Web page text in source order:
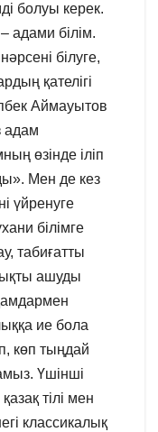
болуы керек.
адами білім.
білуге,
қателігі
Аймауытов
адам
өзінде іліп
Мен де кез
үйренуге
білімге
табиғатты
ашуды
ие бола
көп тыңдай
Үшінші
тілі мен
классикалық